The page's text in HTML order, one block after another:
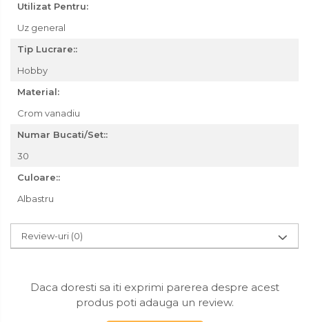
Banc de lucru – tamplarie
Transpalet / carucior
transport marfa
Perie de Sarma
Capsator Manual
Poansoane Cifre & Litere
Adaptor Unghiular
Echipamente de Lucru &
Protectia Muncii
Pistol Spuma Poliuretanica
Utilizat Pentru:
Uz general
Tip Lucrare::
Hobby
Material:
Crom vanadiu
Numar Bucati/Set::
30
Culoare::
Albastru
Review-uri (0)
Daca doresti sa iti exprimi parerea despre acest
produs poti adauga un review.